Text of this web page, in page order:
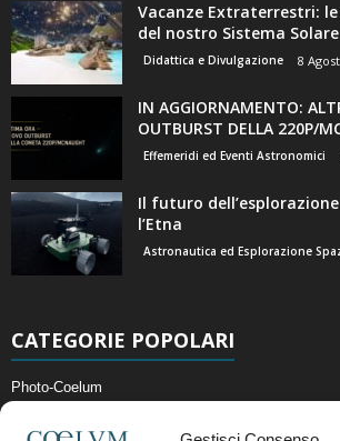
Vacanze Extraterrestri:
del nostro Sistema Solare
Didattica e Divulgazione 8
IN AGGIORNAMENTO:
OUTBURST DELLA 220P/
Effemeridi ed Eventi Astronomici
Il futuro
l’Etna
Astronautica ed Esplorazione
CATEGORIE POPOLARI
Photo-Coelum